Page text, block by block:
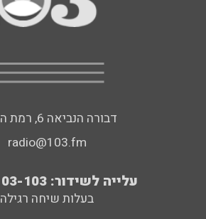
דבורה הנביאה 6, רמת השרון
radio@103.fm
עלייה לשידור: 0552-103-103
בעלות שיחה רגילה